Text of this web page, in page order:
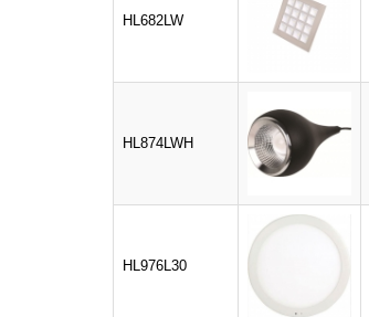
HL682LW
HL874LWH
HL976L30